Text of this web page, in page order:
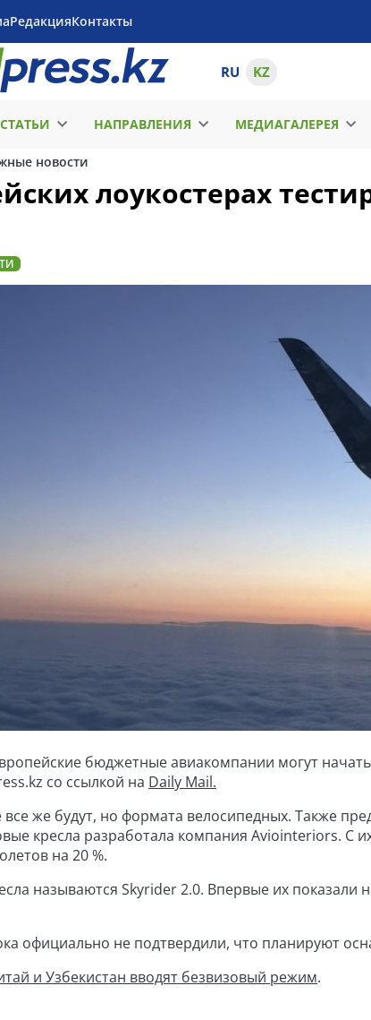
РедакцияКонтакты
RU KZ
СТАТЬИ НАПРАВЛЕНИЯ МЕДИАГАЛЕРЕЯ
новости
лоукостерах
бюджетные авиакомпании могут
со ссылкой на Daily Mail.
все же будут, но формата велосипедных. Также
кресла разработала компания Aviointeriors. С
на 20 %.
называются Skyrider 2.0. Впервые их показали
официально не подтвердили, что планируют
и Узбекистан вводят безвизовый режим.